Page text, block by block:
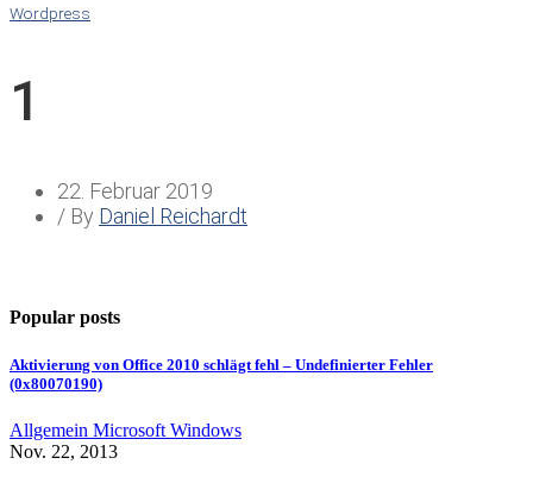
Wordpress
1
22. Februar 2019
/ By Daniel Reichardt
Popular posts
Aktivierung von Office 2010 schlägt fehl – Undefinierter Fehler
(0x80070190)
Allgemein Microsoft Windows
Nov. 22, 2013